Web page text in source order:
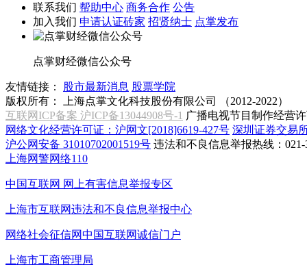
联系我们 帮助中心 商务合作 公告
加入我们 申请认证砖家 招贤纳士 点掌发布
点掌财经微信公众号
友情链接： 股市最新消息 股票学院
版权所有：
上海点掌文化科技股份有限公司 （2012-2022）
互联网ICP备案 沪ICP备13044908号-1 广播电视节目制作经营
网络文化经营许可证：沪网文[2018]6619-427号 深圳证券交易
沪公网安备 31010702001519号 违法和不良信息举报热线：021-
上海网警网络110
中国互联网 网上有害信息举报专区
上海市互联网违法和不良信息举报中心
网络社会征信网中国互联网诚信门户
上海市工商管理局